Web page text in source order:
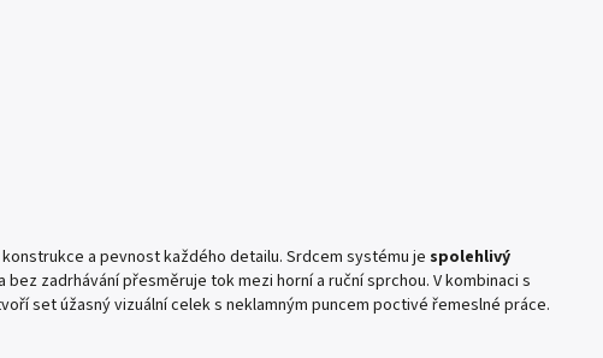
a pevnost každého detailu. Srdcem systému je spolehlivý
zadrhávání přesměruje tok mezi horní a ruční sprchou. V kombinaci s
set úžasný vizuální celek s neklamným puncem poctivé řemeslné práce.